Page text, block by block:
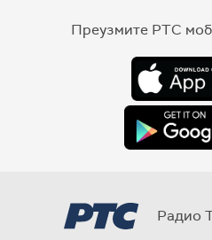
Преузмите РТС
Радио